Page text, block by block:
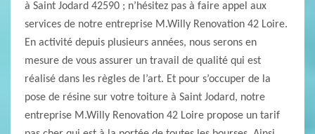
à Saint Jodard 42590 ; n’hésitez pas à faire appel aux
services de notre entreprise M.Willy Renovation 42 Loire.
En activité depuis plusieurs années, nous serons en
mesure de vous assurer un travail de qualité qui est
réalisé dans les règles de l’art. Et pour s’occuper de la
pose de résine sur votre toiture à Saint Jodard, notre
entreprise M.Willy Renovation 42 Loire propose un tarif